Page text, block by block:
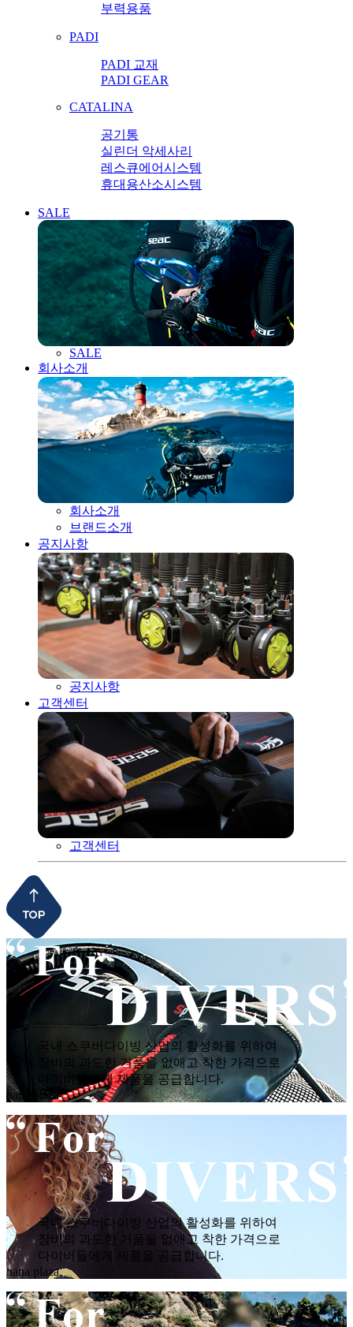
부력용품
PADI
PADI 교재
PADI GEAR
CATALINA
공기통
실린더 악세사리
레스큐에어시스템
휴대용산소시스템
SALE
SALE
회사소개
회사소개
브랜드소개
공지사항
공지사항
고객센터
고객센터
국내 스쿠버다이빙 산업의 활성화를 위하여
장비의 과도한 거품을 없애고 착한 가격으로
다이버들에게 제품을 공급합니다.
hana plaza
국내 스쿠버다이빙 산업의 활성화를 위하여
장비의 과도한 거품을 없애고 착한 가격으로
다이버들에게 제품을 공급합니다.
hana plaza